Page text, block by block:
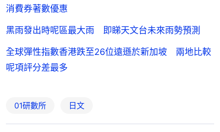
消費券著數優惠
黑雨發出時呢區最大雨 即睇天文台未來雨勢預測
全球彈性指數香港跌至26位遠遜於新加坡 兩地比較
呢項評分差最多
01研數所 日文